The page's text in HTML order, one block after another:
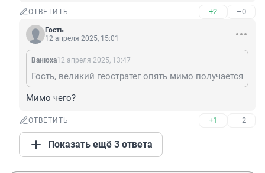
ОТВЕТИТЬ +2 –0
Гость
12 апреля 2025, 15:01
Вaнюхa12 апреля 2025, 13:47
Гость, великий геостратег опять мимо получается
Мимо чего?
ОТВЕТИТЬ +1 –2
Показать ещё 3 ответа